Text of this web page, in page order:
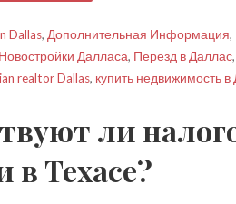
Dallas, Дополнительная Информация,
Новостройки Далласа, Перезд в Даллас,
realtor Dallas, купить недвижимость
ли
в Техасе?